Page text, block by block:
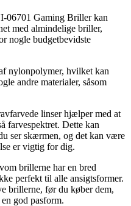
Gaming Briller kan
med almindelige briller,
nogle budgetbevidste
nylonpolymer, hvilket kan
andre materialer, såsom
linser hjælper med at
farvespektret. Dette kan
ser skærmen, og det kan være
er vigtig for dig.
brillerne har en bred
perfekt til alle ansigtsformer.
brillerne, før du køber dem,
god pasform.